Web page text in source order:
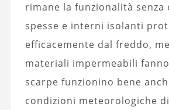
rimane la funzionalità senza
spesse e interni isolanti
efficacemente dal freddo,
materiali impermeabili
scarpe funzionino bene
condizioni meteorologiche